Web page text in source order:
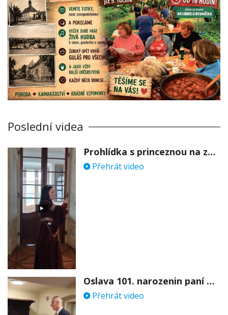
Poslední videa
Prohlídka s princeznou na zámku Stekník
Přehrát video
Oslava 101. narozenin paní Věry Skořepové
Přehrát video